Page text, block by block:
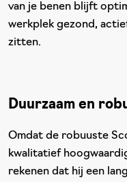
van je benen blijft
werkplek gezond,
zitten.
Duurzaam en
Omdat de robuuste
kwalitatief
rekenen dat hij een